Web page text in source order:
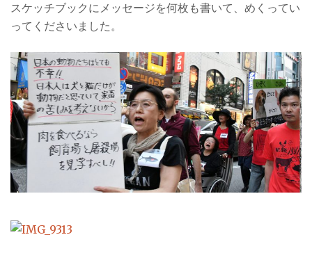
スケッチブックにメッセージを何枚も書いて、めくってい
ってくださいました。